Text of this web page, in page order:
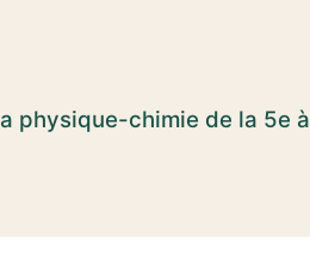
physique-chimie de la 5e à